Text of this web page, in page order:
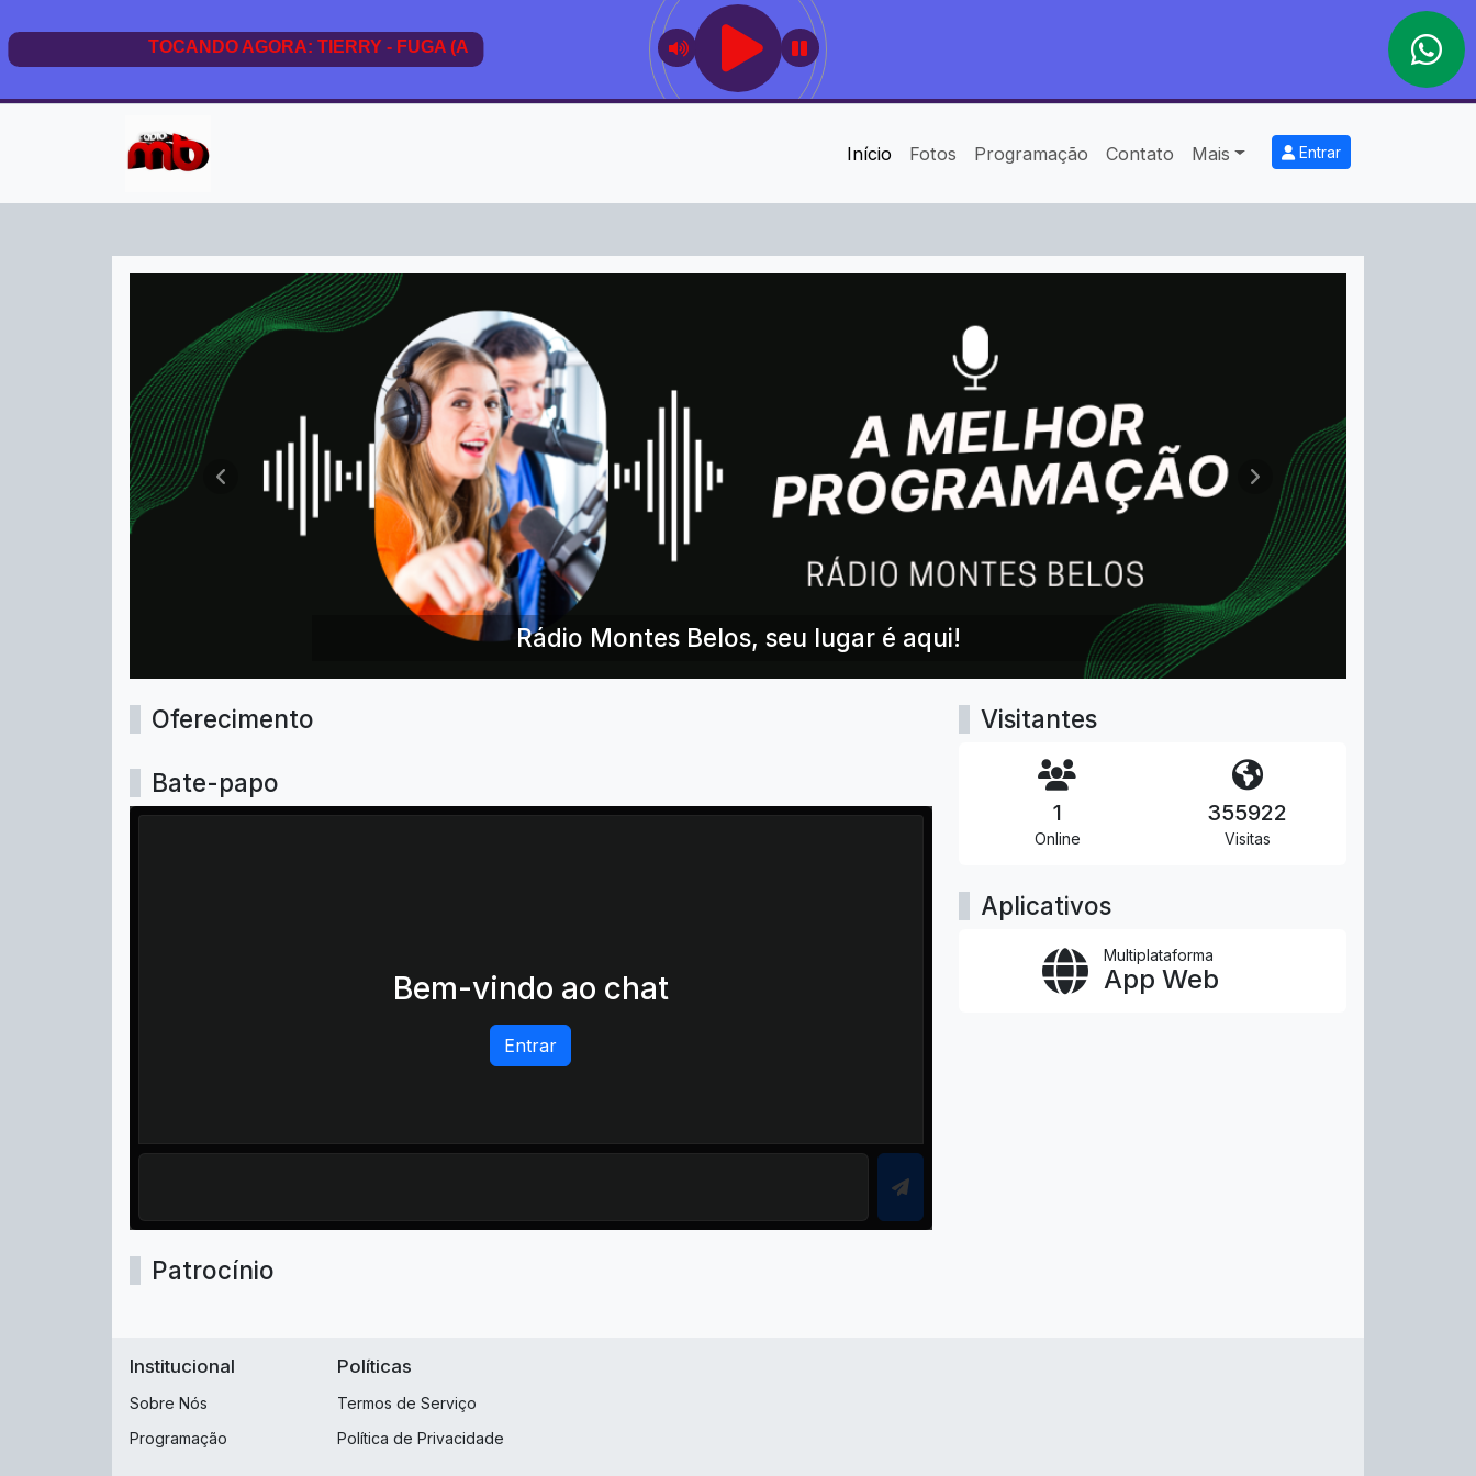
Início Fotos Programação Contato Mais Entrar
Rádio Montes Belos
Rádio Montes Belos, seu lugar é aqui!
Anterior Próximo
Oferecimento
Bate-papo
Bem-vindo ao chat
Entrar
Patrocínio
Visitantes
1
Online
355922
Visitas
Aplicativos
Multiplataforma
App Web
Institucional
Sobre Nós
Programação
Políticas
Termos de Serviço
Política de Privacidade